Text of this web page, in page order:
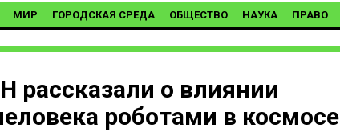
МИР ГОРОДСКАЯ СРЕДА ОБЩЕСТВО НАУКА ПРАВО
рассказали о влиянии
роботами в космосе